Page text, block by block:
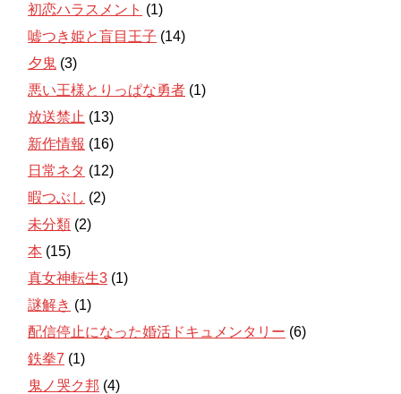
初恋ハラスメント (1)
嘘つき姫と盲目王子 (14)
夕鬼 (3)
悪い王様とりっぱな勇者 (1)
放送禁止 (13)
新作情報 (16)
日常ネタ (12)
暇つぶし (2)
未分類 (2)
本 (15)
真女神転生3 (1)
謎解き (1)
配信停止になった婚活ドキュメンタリー (6)
鉄拳7 (1)
鬼ノ哭ク邦 (4)